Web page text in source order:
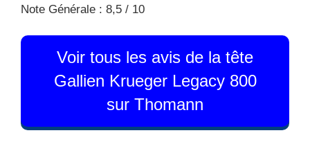
Note Générale : 8,5 / 10
Voir tous les avis de la tête
Gallien Krueger Legacy 800
sur Thomann